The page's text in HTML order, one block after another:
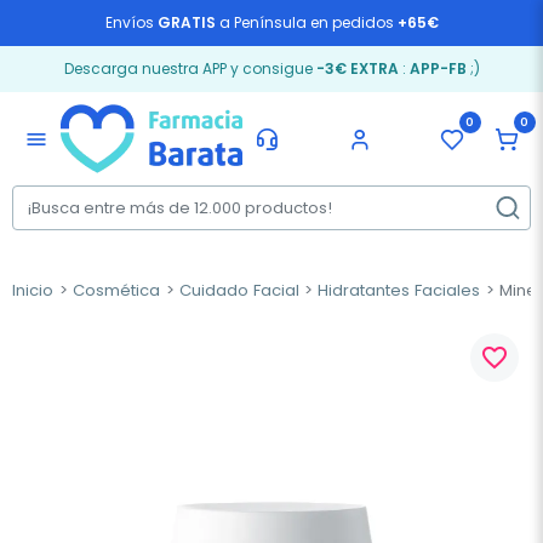
Envíos GRATIS a Península en pedidos +65€
Descarga nuestra APP y consigue -3€ EXTRA: APP-FB ;)
menu
0 0
Inicio Cosmética Cuidado Facial Hidratantes Faciales
favorite_border